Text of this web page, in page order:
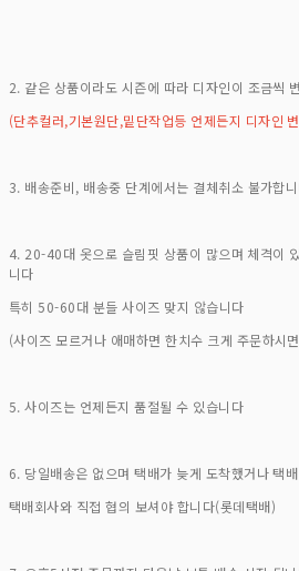
2. 같은 상품이라도 시즌에 따라 디자인이 조금씩
(단추컬러,기본원단,밑단작업등 언제든지 디자인
3. 배송준비, 배송중 단계에서는 결체취소 불가합
4. 20-40대 옷으로 슬림핏 상품이 많으며 체격이
니다
특히 50-60대 분들 사이즈 맞지 않습니다
(사이즈 모르거나 애매하면 한치수 크게 주문하시
5. 사이즈는 언제든지 품절될 수 있습니다
6. 당일배송은 없으며 택배가 늦게 도착했거나 택
택배회사와 직접 협의 보셔야 합니다(롯데택배)